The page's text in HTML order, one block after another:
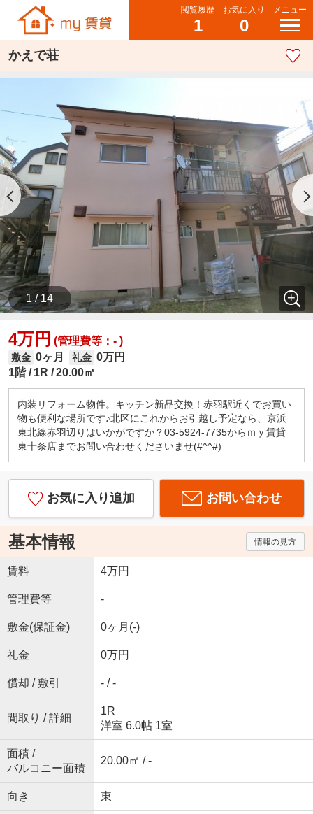
閲覧履歴
1
お気に入り
0
メニュー
かえで荘
1 / 14
4万円 (管理費等：- )
敷金 0ヶ月 礼金 0万円
1階
1R 20.00㎡
内装リフォーム物件。キッチン新品交換！赤羽駅近くでお買い
物も便利な場所です♪北区にこれからお引越し予定なら、京浜
東北線赤羽辺りはいかがですか？03-5924-7735からｍｙ賃貸
東十条店までお問い合わせくださいませ(#^^#)
お気に入り追加 お問い合わせ
基本情報 情報の見方
賃料 4万円
管理費等 -
敷金(保証金) 0ヶ月(-)
礼金 0万円
償却 / 敷引 - / -
間取り / 詳細
1R
洋室 6.0帖 1室
面積 /
バルコニー面積
20.00㎡ / -
向き 東